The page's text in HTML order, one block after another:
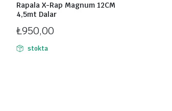
Rapala X-Rap Magnum 12CM
4,5mt Dalar
₺950,00
stokta